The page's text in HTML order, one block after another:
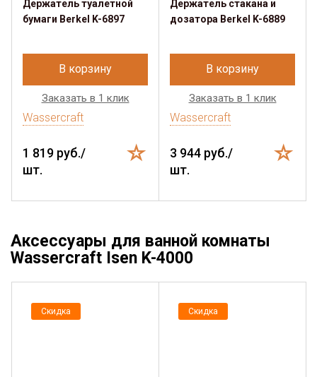
Держатель туалетной
бумаги Berkel K-6897
В корзину
Заказать в 1 клик
Wassercraft
1 819 руб./
шт.
Держатель стакана и
дозатора Berkel K-6889
В корзину
Заказать в 1 клик
Wassercraft
3 944 руб./
шт.
Аксессуары для ванной комнаты
Wassercraft Isen K-4000
Скидка Скидка